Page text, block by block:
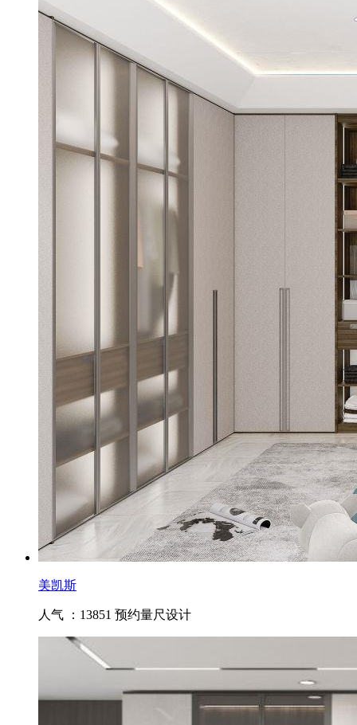
美凯斯
人气 ：13851 预约量尺设计